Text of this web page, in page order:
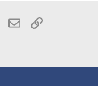
Электронная
Ссылка